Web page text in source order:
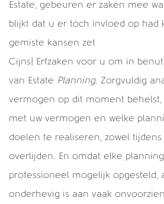
Estate, gebeuren er zaken mee
blijkt dat u er tóch invloed op had
gemiste kansen zet
Cijns| Erfzaken voor u om in
van Estate Planning. Zorgvuldig
vermogen op dit moment behelst,
met uw vermogen en welke
doelen te realiseren, zowel
overlijden. En omdat elke
professioneel mogelijk opgesteld,
onderhevig is aan vaak